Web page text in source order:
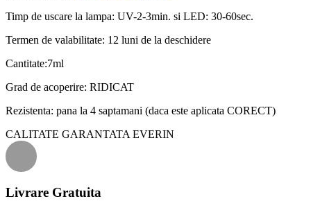
Timp de uscare la lampa: UV-2-3min. si LED: 30-60sec.
Termen de valabilitate: 12 luni de la deschidere
Cantitate:7ml
Grad de acoperire: RIDICAT
Rezistenta: pana la 4 saptamani (daca este aplicata CORECT)
CALITATE GARANTATA EVERIN
Livrare Gratuita